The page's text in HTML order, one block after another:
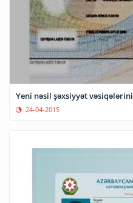
Yeni nəsil şəxsiyyət
24-04-2015